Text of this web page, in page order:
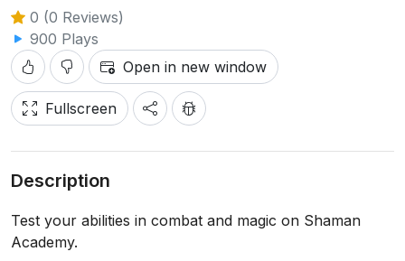
0 (0 Reviews)
900 Plays
Open in new window
Fullscreen
Description
Test your abilities in combat and magic on Shaman
Academy.